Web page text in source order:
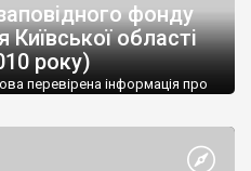
фонду
Київської області
року)
перевірена інформація про
oggdd@ukr.net або
об’єкта ПЗФ Категорія